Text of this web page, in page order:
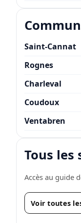
Saint-Cannat
Rognes
Charleval
Coudoux
Ventabren
Tous les
Accès au guide
Voir toutes